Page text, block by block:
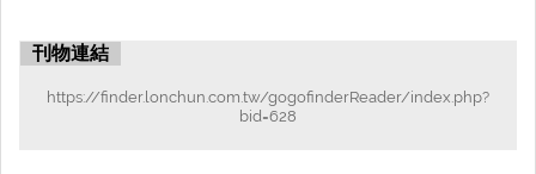
刊物連結
https://finder.lonchun.com.tw/gogofinderReader/index.php?
bid=628